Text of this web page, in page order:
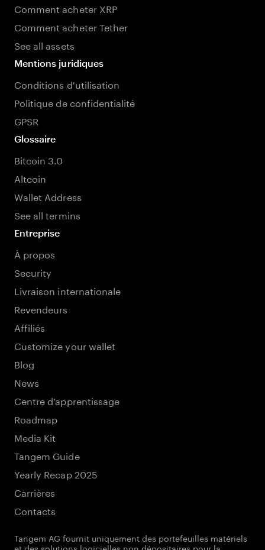
Comment acheter XRP
Comment acheter Tether
See all assets
Mentions juridiques
Conditions d'utilisation
Politique de confidentialité
GPSR
Glossaire
Bitcoin 3.0
Altcoin
Wallet Address
See all termins
Entreprise
À propos
Security
Livraison internationale
Revendeurs
Affiliés
Customize your wallet
Blog
News
Centre d’apprentissage
Roadmap
Media Kit
Tangem Guide
Yearly Recap 2025
Carrières
Contacts
Tangem AG fournit uniquement des portefeuilles matériels